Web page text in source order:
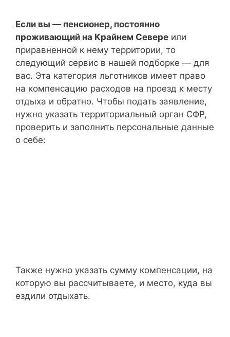
Если вы — пенсионер, постоянно
проживающий на Крайнем Севере или
приравненной к нему территории, то
следующий сервис в нашей подборке — для
вас. Эта категория льготников имеет право
на компенсацию расходов на проезд к месту
отдыха и обратно. Чтобы подать заявление,
нужно указать территориальный орган СФР,
проверить и заполнить персональные данные
о себе:
Также нужно указать сумму компенсации, на
которую вы рассчитываете, и место, куда вы
ездили отдыхать.